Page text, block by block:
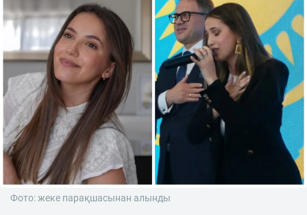
Фото: жеке парақшасынан алынды